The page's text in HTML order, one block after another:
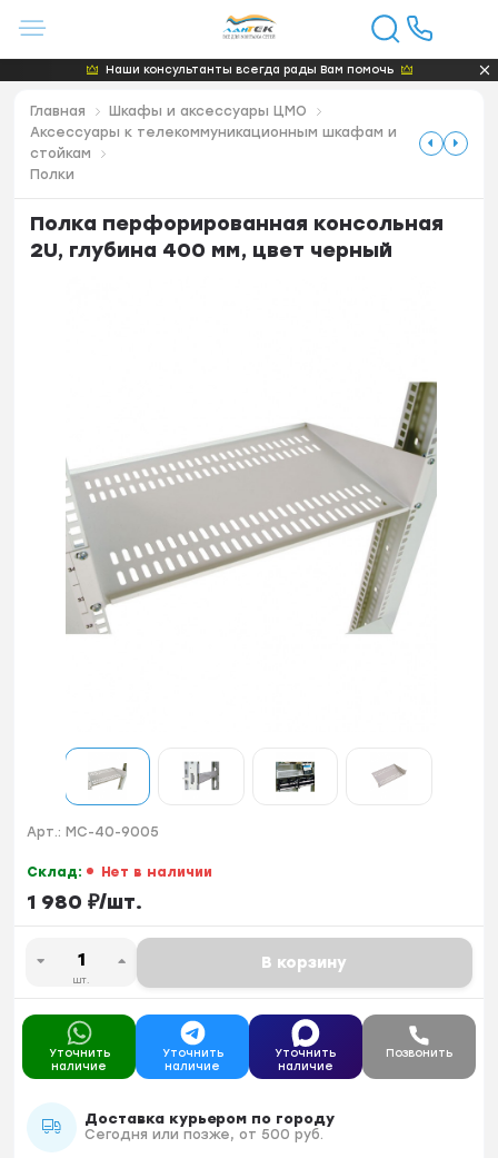
Наши консультанты всегда рады Вам помочь
Главная
Шкафы и аксессуары ЦМО
Аксессуары к телекоммуникационным шкафам и
стойкам
Полки
Полка перфорированная консольная
2U, глубина 400 мм, цвет черный
Арт.: МС-40-9005
Склад: Нет в наличии
1 980 ₽/шт.
шт.
В корзину
Уточнить
наличие
Уточнить
наличие
Уточнить
наличие
Позвонить
Доставка курьером по городу
Сегодня или позже, от 500 руб.